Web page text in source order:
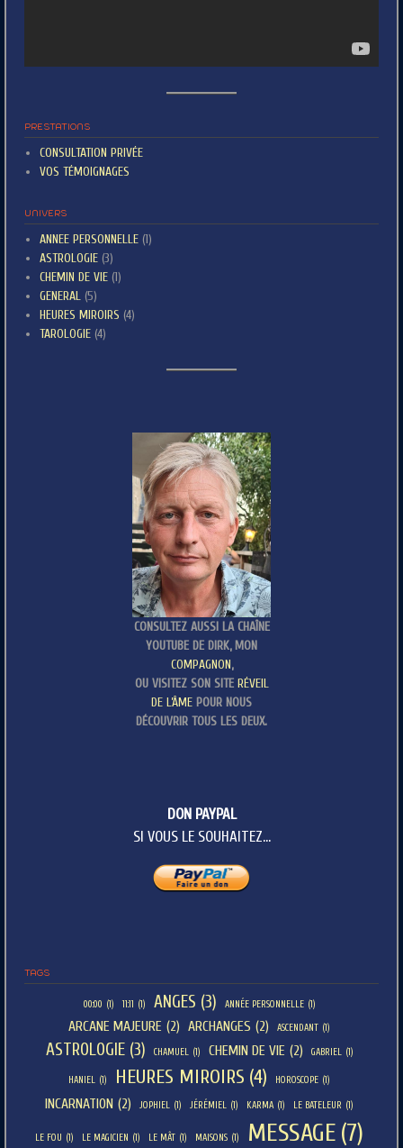
PRESTATIONS
CONSULTATION PRIVÉE
VOS TÉMOIGNAGES
UNIVERS
ANNEE PERSONNELLE(1)
ASTROLOGIE(3)
CHEMIN DE VIE(1)
GENERAL(5)
HEURES MIROIRS (4)
TAROLOGIE(4)
CONSULTEZ AUSSI LA CHAÎNE
YOUTUBE DE DIRK, MON
COMPAGNON,
OU VISITEZ SON SITE RÉVEIL
DE L’ÂME POUR NOUS
DÉCOUVRIR TOUS LES DEUX.
DON PAYPAL
SI VOUS LE SOUHAITEZ...
TAGS
00:00 (1) 11:11 (1) ANGES (3) ANNÉE PERSONNELLE (1)
ARCANE MAJEURE (2) ARCHANGES (2) ASCENDANT (1)
ASTROLOGIE (3) CHAMUEL (1) CHEMIN DE VIE (2) GABRIEL (1)
HANIEL (1) HEURES MIROIRS (4) HOROSCOPE (1)
INCARNATION (2) JOPHIEL (1) JÉRÉMIEL (1) KARMA (1) LE BATELEUR (1)
LE FOU (1) LE MAGICIEN (1) LE MÂT (1) MAISONS (1) MESSAGE (7)